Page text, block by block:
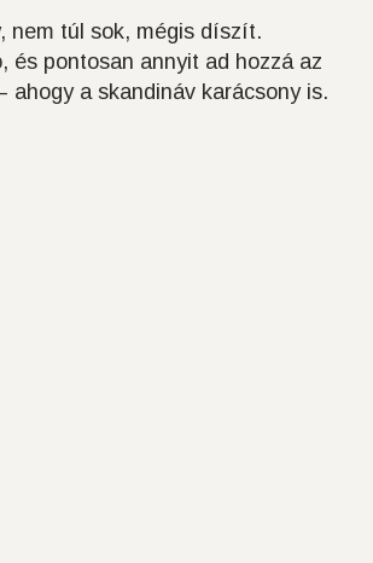
nem túl sok, mégis díszít.
és pontosan annyit ad hozzá az
ahogy a skandináv karácsony is.